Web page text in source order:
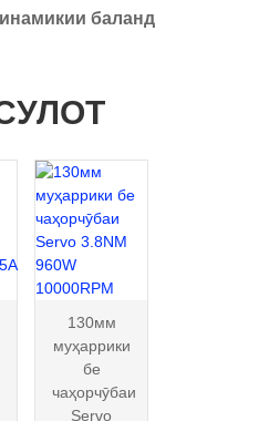
баланд
130мм
муҳаррики
бе
чаҳорчӯбаи
Servo